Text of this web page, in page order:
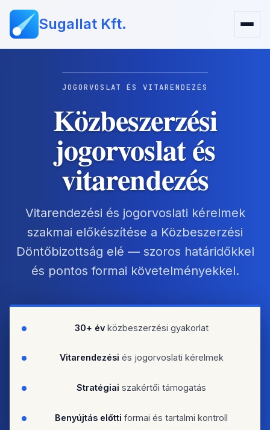
Sugallat Kft.
JOGORVOSLAT ÉS VITARENDEZÉS
Közbeszerzési
jogorvoslat és
vitarendezés
Vitarendezési és jogorvoslati kérelmek
szakmai előkészítése a Közbeszerzési
Döntőbizottság elé — szoros határidőkkel
és pontos formai követelményekkel.
30+ évközbeszerzési gyakorlat
Vitarendezési és jogorvoslati kérelmek
Stratégiai szakértői támogatás
Benyújtás előtti formai és tartalmi kontroll